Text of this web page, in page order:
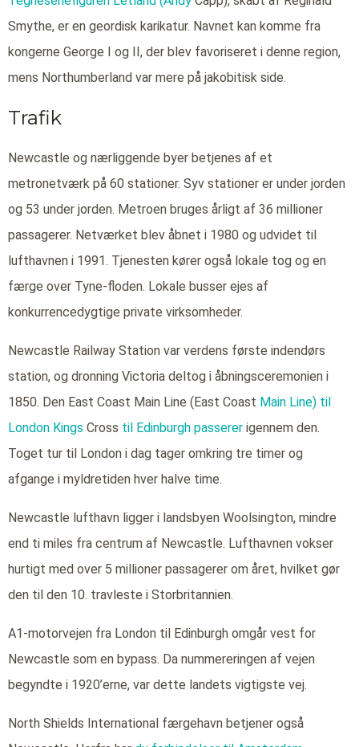
Smythe, er en geordisk karikatur. Navnet kan komme fra
kongerne George I og II, der blev favoriseret i denne region,
mens Northumberland var mere på jakobitisk side.
Trafik
Newcastle og nærliggende byer betjenes af et
metronetværk på 60 stationer. Syv stationer er under jorden
og 53 under jorden. Metroen bruges årligt af 36 millioner
passagerer. Netværket blev åbnet i 1980 og udvidet til
lufthavnen i 1991. Tjenesten kører også lokale tog og en
færge over Tyne-floden. Lokale busser ejes af
konkurrencedygtige private virksomheder.
Newcastle Railway Station var verdens første indendørs
station, og dronning Victoria deltog i åbningsceremonien i
1850. Den East Coast Main Line (East Coast Main Line) til
London Kings Cross til Edinburgh passerer igennem den.
Toget tur til London i dag tager omkring tre timer og
afgange i myldretiden hver halve time.
Newcastle lufthavn ligger i landsbyen Woolsington, mindre
end ti miles fra centrum af Newcastle. Lufthavnen vokser
hurtigt med over 5 millioner passagerer om året, hvilket gør
den til den 10. travleste i Storbritannien.
A1-motorvejen fra London til Edinburgh omgår vest for
Newcastle som en bypass. Da nummereringen af vejen
begyndte i 1920’erne, var dette landets vigtigste vej.
North Shields International færgehavn betjener også